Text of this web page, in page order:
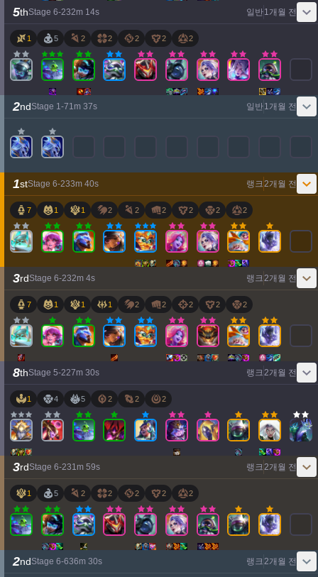
5thStage 6-232m 14s 일반1개월 전
1 5 2 2 2 2 2
2ndStage 1-71m 37s 일반1개월 전
1stStage 6-233m 40s 랭크2개월 전
7 1 1 2 2 2 2 2 2
3rdStage 6-232m 4s 랭크2개월 전
7 1 1 1 2 2 2 2 2
8thStage 5-227m 30s 랭크2개월 전
1 4 5 2 2 2
3rdStage 6-231m 59s 랭크2개월 전
1 5 2 2 2 2 2
2ndStage 6-636m 30s 랭크2개월 전